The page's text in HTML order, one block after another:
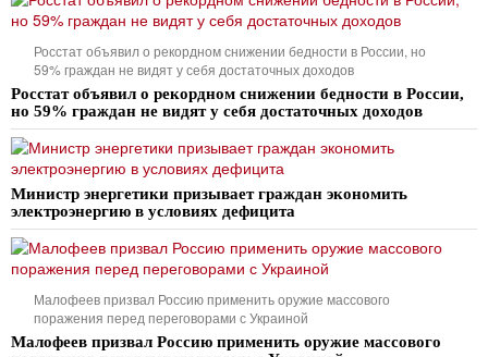
Росстат объявил о рекордном снижении бедности в России, но
59% граждан не видят у себя достаточных доходов
Росстат объявил о рекордном снижении бедности в России,
но 59% граждан не видят у себя достаточных доходов
Министр энергетики призывает граждан экономить
электроэнергию в условиях дефицита
Малофеев призвал Россию применить оружие массового
поражения перед переговорами с Украиной
Малофеев призвал Россию применить оружие массового